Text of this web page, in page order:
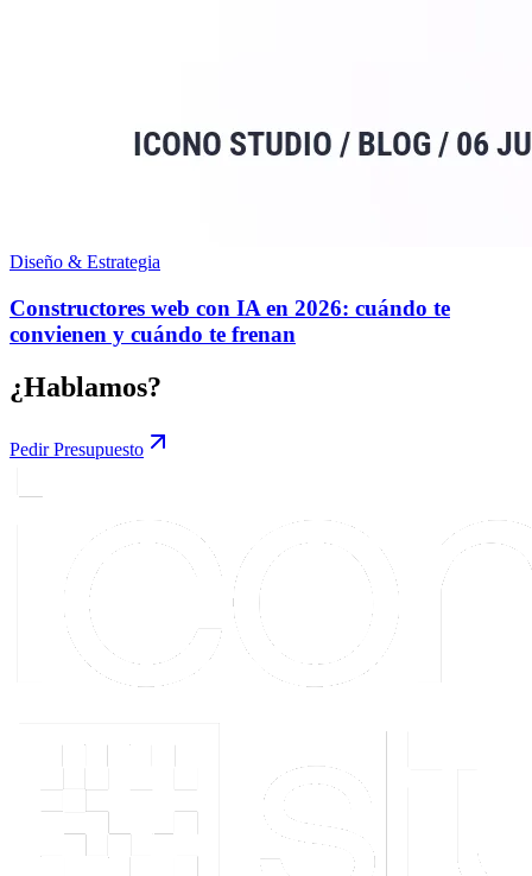
Diseño & Estrategia
Constructores web con IA en 2026: cuándo te
convienen y cuándo te frenan
¿Hablamos?
Pedir Presupuesto